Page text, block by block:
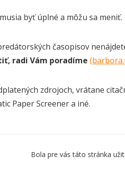
byť úplné a môžu sa meniť.
časopisov
radi Vám poradíme
zdrojoch, vrátane
Paper Screener a iné.
Bola pre vás táto stránka